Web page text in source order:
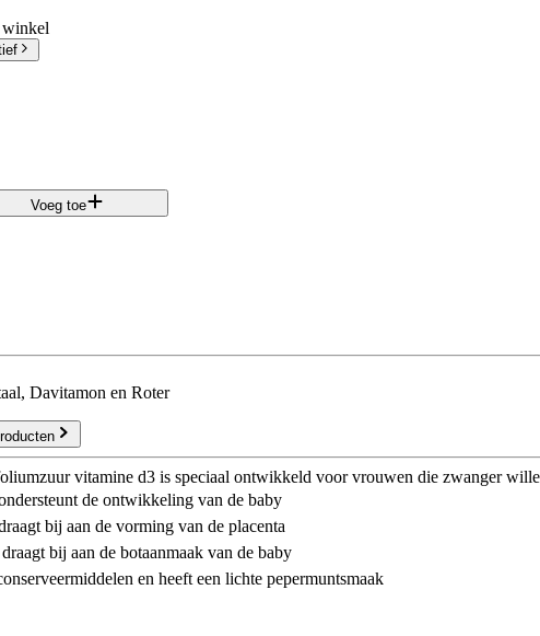
Voeg toe
Davitamon en Roter
vitamine d3 is speciaal ontwikkeld voor vrouwen die zwanger
de ontwikkeling van de baby
bij aan de vorming van de placenta
bij aan de botaanmaak van de baby
en heeft een lichte pepermuntsmaak